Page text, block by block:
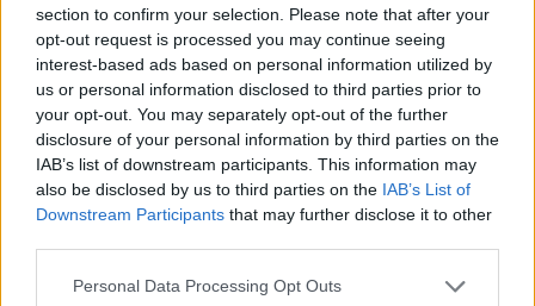
section to confirm your selection. Please note that after your
opt-out request is processed you may continue seeing
interest-based ads based on personal information utilized by
us or personal information disclosed to third parties prior to
your opt-out. You may separately opt-out of the further
disclosure of your personal information by third parties on the
IAB’s list of downstream participants. This information may
also be disclosed by us to third parties on the IAB’s List of
Downstream Participants that may further disclose it to other
Personal Data Processing Opt Outs